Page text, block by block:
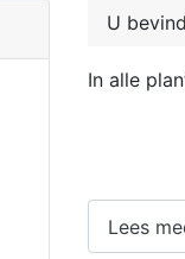
algemeen
U
In alle
Lees